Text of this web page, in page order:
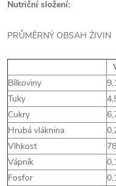
Nutriční složení:
PRŮMĚRNÝ OBSAH ŽIVIN
Bílkoviny
Tuky
Cukry
Hrubá vláknina
Vlhkost
Vápník
Fosfor